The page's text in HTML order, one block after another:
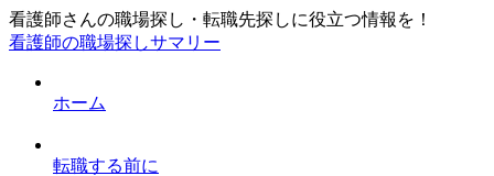
看護師さんの職場探し・転職先探しに役立つ情報を！
看護師の職場探しサマリー
ホーム
転職する前に